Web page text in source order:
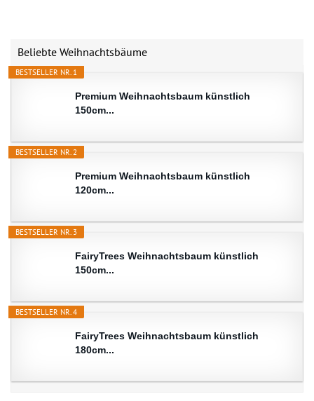
Beliebte Weihnachtsbäume
BESTSELLER NR. 1
Premium Weihnachtsbaum künstlich
150cm...
BESTSELLER NR. 2
Premium Weihnachtsbaum künstlich
120cm...
BESTSELLER NR. 3
FairyTrees Weihnachtsbaum künstlich
150cm...
BESTSELLER NR. 4
FairyTrees Weihnachtsbaum künstlich
180cm...